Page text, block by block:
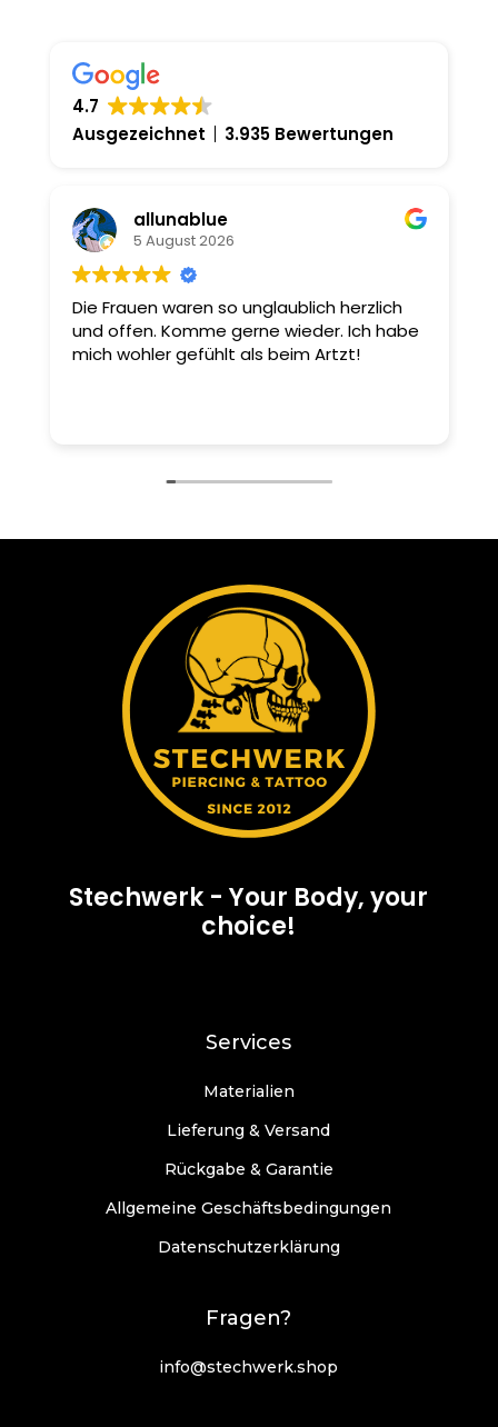
4.7
Ausgezeichnet
3.935 Bewertungen
allunablue
5 August 2026
Die Frauen waren so unglaublich herzlich
und offen. Komme gerne wieder. Ich habe
mich wohler gefühlt als beim Artzt!
Stechwerk - Your Body, your
choice!
Services
Materialien
Lieferung & Versand
Rückgabe & Garantie
Allgemeine Geschäftsbedingungen
Datenschutzerklärung
Fragen?
info@stechwerk.shop